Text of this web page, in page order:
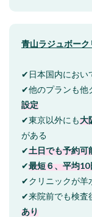
青山ラジュボー
✔日本国内におい
✔他のプランも他
設定
✔東京以外にも大
がある
✔土日でも予約可
✔最短６、平均10
✔クリニックが羊
✔来院前でも検査
あり